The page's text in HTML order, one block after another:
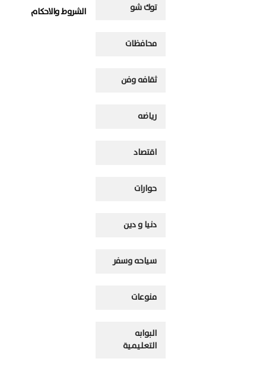
توك شو
محافظات
ثقافه وفن
رياضه
اقتصاد
حوارات
دنيا و دين
سياحه وسفر
منوعات
البوابه
التعليمية
الشروط والاحكام